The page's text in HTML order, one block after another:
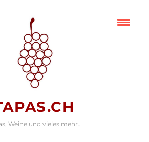
Weine und vieles mehr…